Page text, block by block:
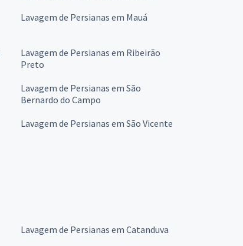
Lavagem de Persianas em Mauá
Lavagem de Persianas em Ribeirão
Preto
Lavagem de Persianas em São
Bernardo do Campo
Lavagem de Persianas em São Vicente
Lavagem de Persianas em Catanduva